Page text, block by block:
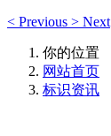
< Previous > Next
你的位置
网站首页
标识资讯